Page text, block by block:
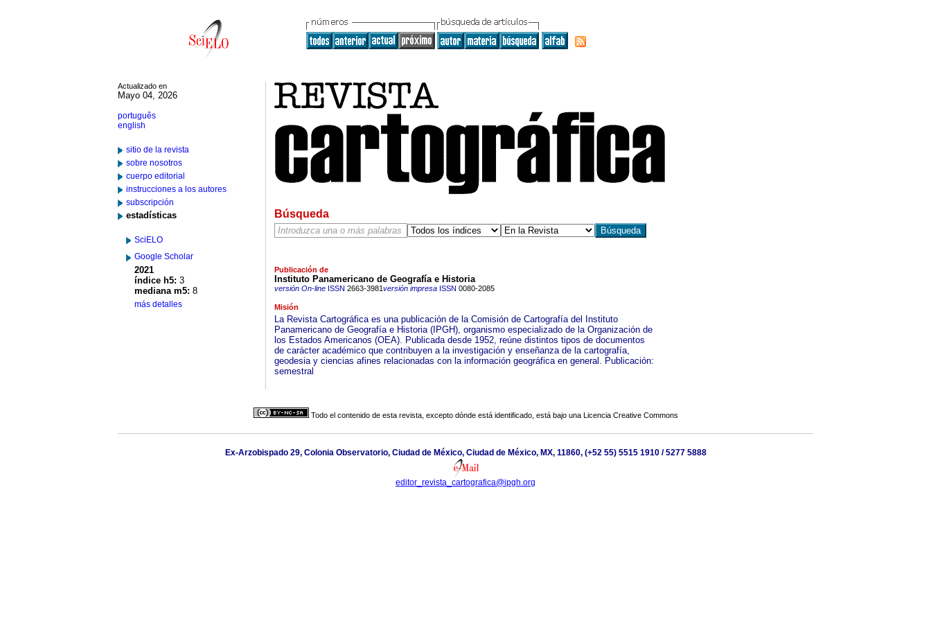
Actualizado en
Mayo 04, 2026
português
english
sitio de la revista
sobre nosotros
cuerpo editorial
instrucciones a los autores
subscripción
estadísticas
SciELO
Google Scholar
2021
índice h5: 3
mediana m5: 8
más detalles
Búsqueda
Publicación de
Instituto Panamericano de Geografía e Historia
versión On-lineISSN 2663-3981versión impresaISSN 0080-2085
Misión
La Revista Cartográfica es una publicación de la Comisión de Cartografía del Instituto
Panamericano de Geografía e Historia (IPGH), organismo especializado de la Organización de
los Estados Americanos (OEA). Publicada desde 1952, reúne distintos tipos de documentos
de carácter académico que contribuyen a la investigación y enseñanza de la cartografía,
geodesia y ciencias afines relacionadas con la información geográfica en general. Publicación:
semestral
Todo el contenido de esta revista, excepto dónde está identificado, está bajo una Licencia Creative Commons
Ex-Arzobispado 29, Colonia Observatorio, Ciudad de México, Ciudad de México, MX, 11860, (+52 55) 5515 1910 / 5277 5888
editor_revista_cartografica@ipgh.org